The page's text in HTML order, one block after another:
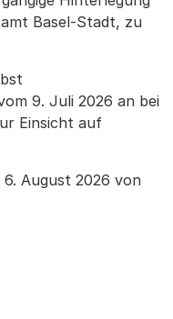
Basel-Stadt, zu
9. Juli 2026 an bei
Einsicht auf
August 2026 von